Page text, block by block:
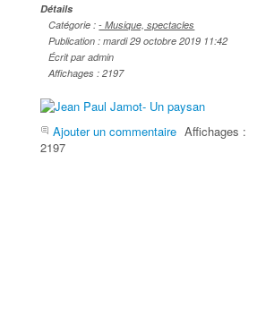
Détails
Catégorie :- Musique, spectacles
Publication : mardi 29 octobre 2019 11:42
Écrit par admin
Affichages : 2197
Ajouter un commentaire Affichages :
2197